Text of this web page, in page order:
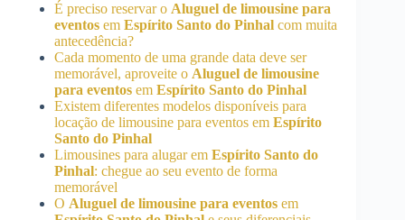
É preciso reservar o Aluguel de limousine para
eventos em Espírito Santo do Pinhal com muita
antecedência?
Cada momento de uma grande data deve ser
memorável, aproveite o Aluguel de limousine
para eventos em Espírito Santo do Pinhal
Existem diferentes modelos disponíveis para
locação de limousine para eventos em Espírito
Santo do Pinhal
Limousines para alugar em Espírito Santo do
Pinhal: chegue ao seu evento de forma
memorável
O Aluguel de limousine para eventos em